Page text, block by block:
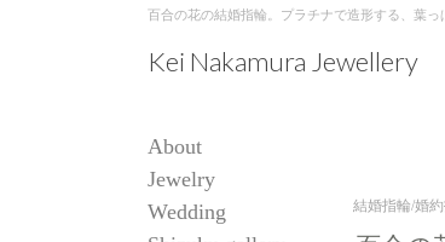
百合の花の結婚指輪。プラチナで造形する、葉
Kei Nakamura Jewellery
About
Jewelry
Wedding
結婚指輪/婚